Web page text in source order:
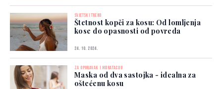
SVJETSKI TREND
Štetnost kopči za kosu: Od lomljenja
kose do opasnosti od povreda
24. 10. 2024.
ZA OPORAVAK I HIDRATACIJU
Maska od dva sastojka - idealna za
oštećenu kosu